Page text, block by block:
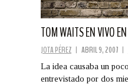
TOM WAITS EN VIVO
JOTA PÉREZ | ABRIL 9, 2007 |
La idea causaba un
entrevistado por dos